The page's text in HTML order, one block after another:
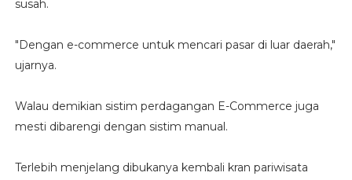
susah.
"Dengan e-commerce untuk mencari pasar di luar daerah,"
ujarnya.
Walau demikian sistim perdagangan E-Commerce juga
mesti dibarengi dengan sistim manual.
Terlebih menjelang dibukanya kembali kran pariwisata